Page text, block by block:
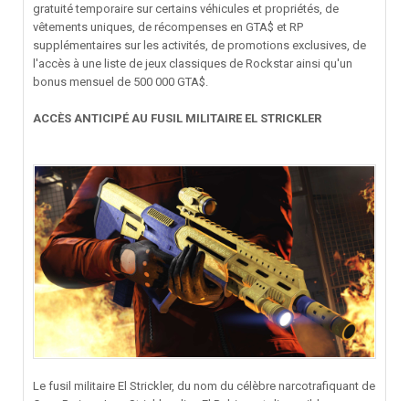
gratuité temporaire sur certains véhicules et propriétés, de
vêtements uniques, de récompenses en GTA$ et RP
supplémentaires sur les activités, de promotions exclusives, de
l'accès à une liste de jeux classiques de Rockstar ainsi qu'un
bonus mensuel de 500 000 GTA$.
ACCÈS ANTICIPÉ AU FUSIL MILITAIRE EL STRICKLER
Le fusil militaire El Strickler, du nom du célèbre narcotrafiquant de